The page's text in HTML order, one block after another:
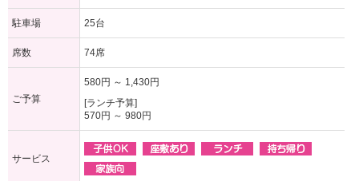
駐車場 25台
席数 74席
ご予算
580円 ～ 1,430円
[ランチ予算]
570円 ～ 980円
サービス